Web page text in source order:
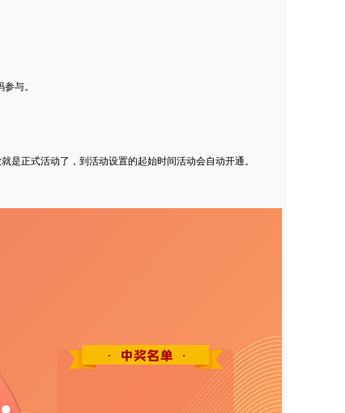
与。
是正式活动了，到活动设置的起始时间活动会自动开通。